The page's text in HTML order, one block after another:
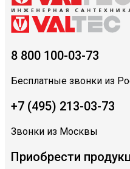
8 800 100-03-73
Бесплатные звонки из
+7 (495) 213-03-73
Звонки из Москвы
Приобрести